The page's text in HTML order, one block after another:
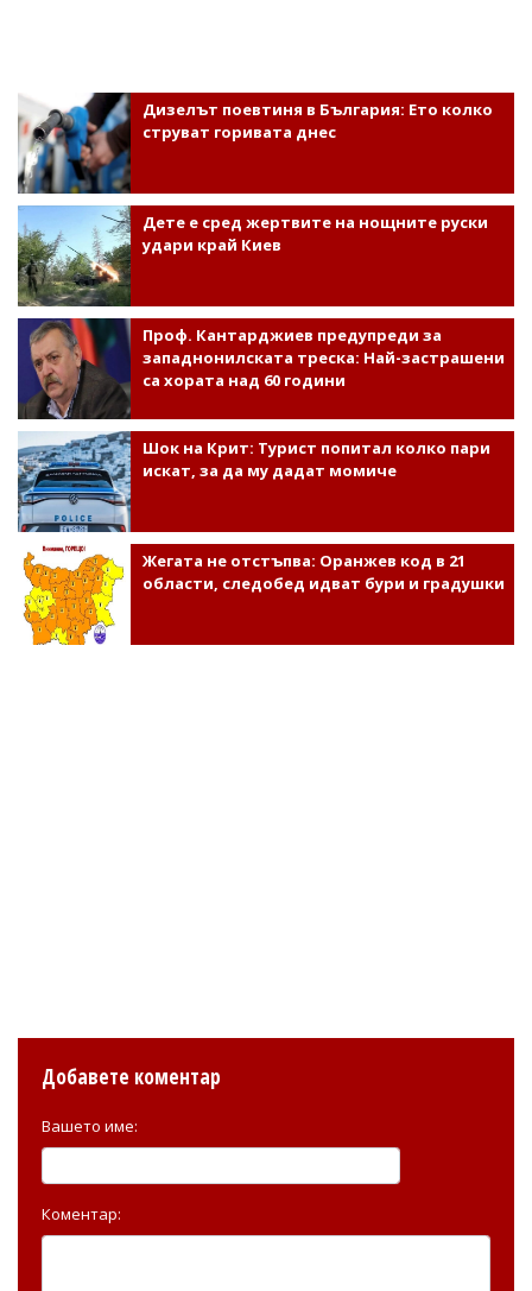
Дизелът поевтиня в България: Ето колко
струват горивата днес
Дете е сред жертвите на нощните руски
удари край Киев
Проф. Кантарджиев предупреди за
западнонилската треска: Най-застрашени
са хората над 60 години
Шок на Крит: Турист попитал колко пари
искат, за да му дадат момиче
Жегата не отстъпва: Оранжев код в 21
области, следобед идват бури и градушки
Добавете коментар
Вашето име:
Коментар: